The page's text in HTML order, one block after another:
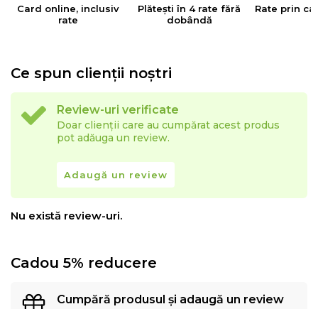
Card online, inclusiv
rate
Plătești în 4 rate fără
dobândă
Rate prin
Ce spun clienții noștri
Review-uri verificate
Doar clienții care au cumpărat acest produs
pot adăuga un review.
Adaugă un review
Nu există review-uri.
Cadou 5% reducere
Cumpără produsul și adaugă un review